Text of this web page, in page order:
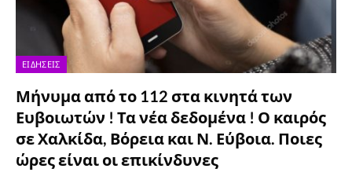
ΕΙΔΉΣΕΙΣ
Μήνυμα από το 112 στα κινητά των
Ευβοιωτών ! Τα νέα δεδομένα ! Ο καιρός
σε Χαλκίδα, Βόρεια και Ν. Εύβοια. Ποιες
ώρες είναι οι επικίνδυνες